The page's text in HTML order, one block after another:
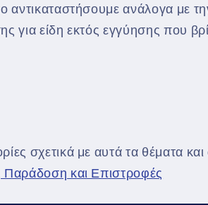
αντικαταστήσουμε ανάλογα με
για είδη εκτός εγγύησης που
σχετικά με αυτά τα θέματα
και Επιστροφές